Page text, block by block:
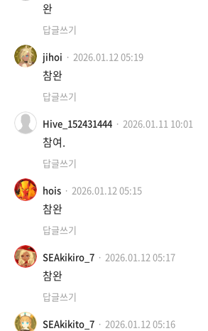
완
답글쓰기
jihoi
2026.01.12 05:19
참완
답글쓰기
Hive_152431444
2026.01.11 10:01
참여.
답글쓰기
hois
2026.01.12 05:15
참완
답글쓰기
SEAkikiro_7
2026.01.12 05:17
참완
답글쓰기
SEAkikito_7
2026.01.12 05:16